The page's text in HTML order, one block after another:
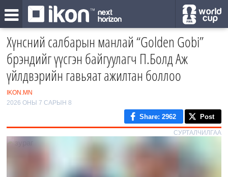
Хүнсний салбарын манлай “Golden Gobi”
брэндийг үүсгэн байгуулагч П.Болд Аж
үйлдвэрийн гавьяат ажилтан боллоо
IKON.MN
2026 ОНЫ 7 САРЫН 8
Share: 2962 Post
СУРТАЛЧИЛГАА